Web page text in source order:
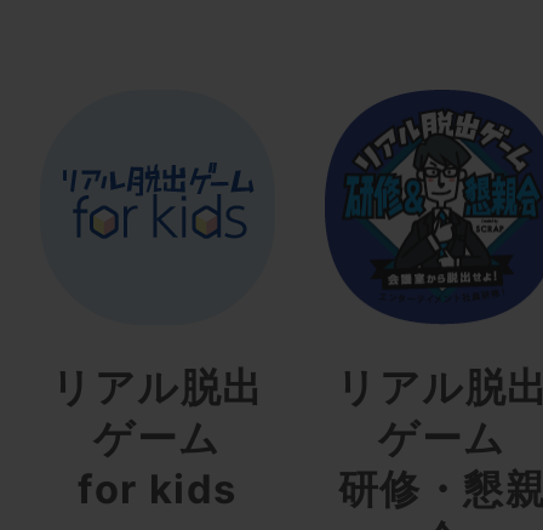
リアル脱出
ゲーム
for kids
リアル脱
ゲーム
研修・懇